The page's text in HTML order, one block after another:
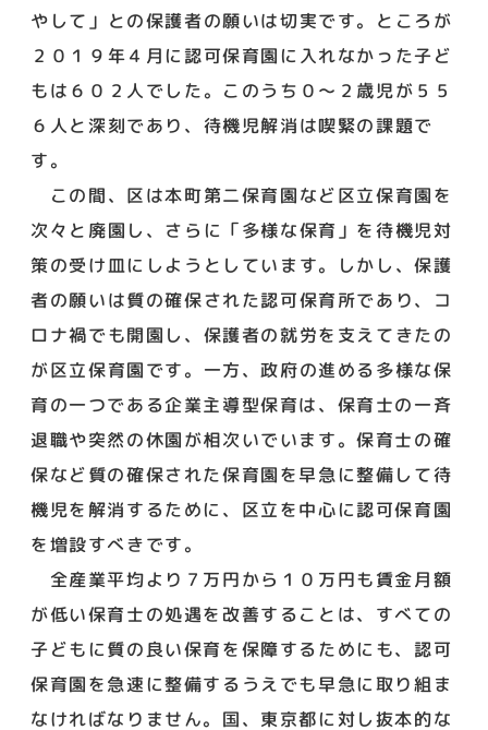
やして」との保護者の願いは切実です。ところが
２０１９年４月に認可保育園に入れなかった子ど
もは６０２人でした。このうち０～２歳児が５５
６人と深刻であり、待機児解消は喫緊の課題で
す。
この間、区は本町第二保育園など区立保育園を
次々と廃園し、さらに「多様な保育」を待機児対
策の受け皿にしようとしています。しかし、保護
者の願いは質の確保された認可保育所であり、コ
ロナ禍でも開園し、保護者の就労を支えてきたの
が区立保育園です。一方、政府の進める多様な保
育の一つである企業主導型保育は、保育士の一斉
退職や突然の休園が相次いでいます。保育士の確
保など質の確保された保育園を早急に整備して待
機児を解消するために、区立を中心に認可保育園
を増設すべきです。
全産業平均より７万円から１０万円も賃金月額
が低い保育士の処遇を改善することは、すべての
子どもに質の良い保育を保障するためにも、認可
保育園を急速に整備するうえでも早急に取り組ま
なければなりません。国、東京都に対し抜本的な